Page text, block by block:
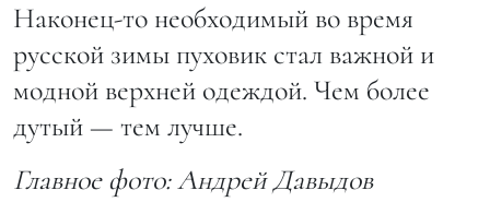
Наконец-то необходимый во время
русской зимы пуховик стал важной и
модной верхней одеждой. Чем более
дутый — тем лучше.
Главное фото: Андрей Давыдов